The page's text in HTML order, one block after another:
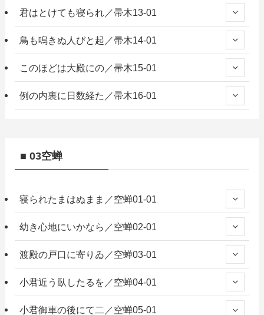
君はとけても寝られ／帚木13-01
鳥も鳴きぬ人びと起／帚木14-01
このほどは大殿にの／帚木15-01
例の内裏に日数経た／帚木16-01
■ 03空蝉
寝られたまはぬまま／空蝉01-01
幼き心地にいかなら／空蝉02-01
渡殿の戸口に寄りゐ／空蝉03-01
小君近う臥したるを／空蝉04-01
小君御車の後にて二／空蝉05-01